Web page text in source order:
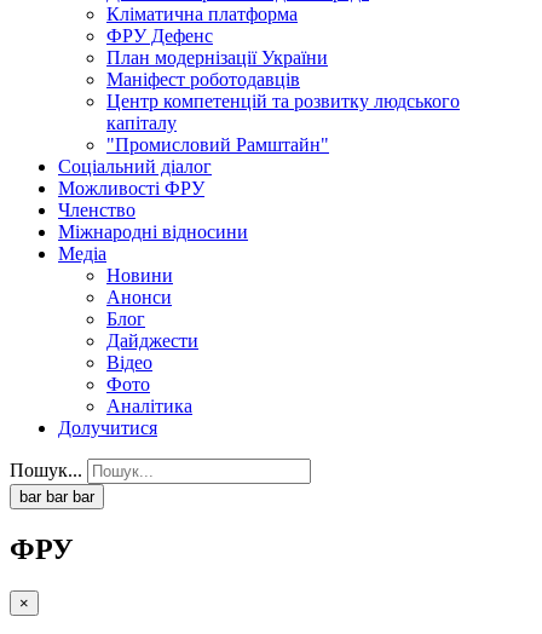
Кліматична платформа
ФРУ Дефенс
План модернізації України
Маніфест роботодавців
Центр компетенцій та розвитку людського
капіталу
"Промисловий Рамштайн"
Соціальний діалог
Можливості ФРУ
Членство
Міжнародні відносини
Медіа
Новини
Анонси
Блог
Дайджести
Відео
Фото
Аналітика
Долучитися
Пошук...
bar bar bar
ФРУ
×